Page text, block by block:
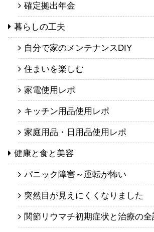
確定拠出年金
暮らしの工夫
自分で家のメンテナンスDIY
住まいを楽しむ
家電使用レポ
キッチン用品使用レポ
家庭用品・日用品使用レポ
健康と食と美容
パニック障害～運転が怖い
突然目が見えにくくなりました
関節リウマチ初期症状と治療の全